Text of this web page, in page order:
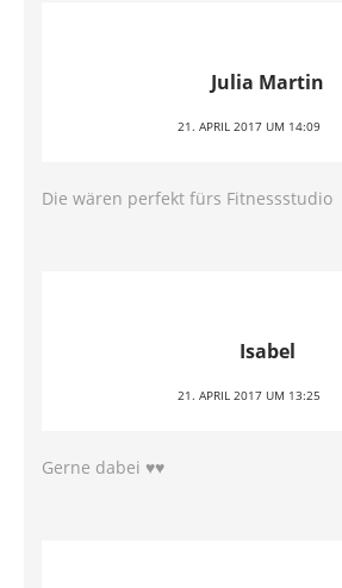
Julia Martin
21. APRIL 2017 UM 14:09
Die wären perfekt fürs Fitnessstudio
Isabel
21. APRIL 2017 UM 13:25
Gerne dabei ♥♥